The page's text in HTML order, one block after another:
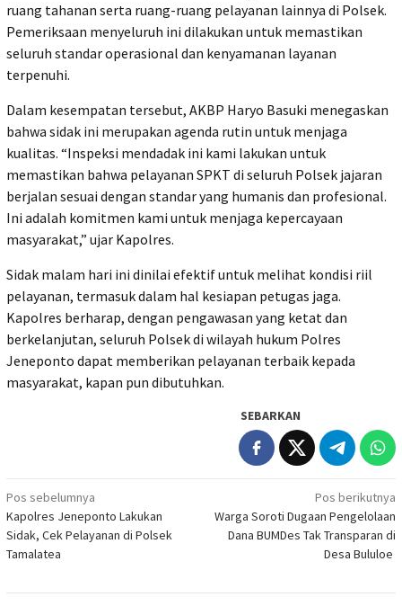
ruang tahanan serta ruang-ruang pelayanan lainnya di Polsek.
Pemeriksaan menyeluruh ini dilakukan untuk memastikan
seluruh standar operasional dan kenyamanan layanan
terpenuhi.
Dalam kesempatan tersebut, AKBP Haryo Basuki menegaskan
bahwa sidak ini merupakan agenda rutin untuk menjaga
kualitas. “Inspeksi mendadak ini kami lakukan untuk
memastikan bahwa pelayanan SPKT di seluruh Polsek jajaran
berjalan sesuai dengan standar yang humanis dan profesional.
Ini adalah komitmen kami untuk menjaga kepercayaan
masyarakat,” ujar Kapolres.
Sidak malam hari ini dinilai efektif untuk melihat kondisi riil
pelayanan, termasuk dalam hal kesiapan petugas jaga.
Kapolres berharap, dengan pengawasan yang ketat dan
berkelanjutan, seluruh Polsek di wilayah hukum Polres
Jeneponto dapat memberikan pelayanan terbaik kepada
masyarakat, kapan pun dibutuhkan.
SEBARKAN
Navigasi
pos
Pos sebelumnya
Kapolres Jeneponto Lakukan
Sidak, Cek Pelayanan di Polsek
Tamalatea
Pos berikutnya
Warga Soroti Dugaan Pengelolaan
Dana BUMDes Tak Transparan di
Desa Bululoe ‎